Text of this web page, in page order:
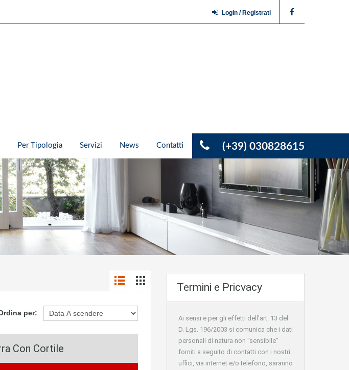
Login / Registrati
(+39) 030828615
Per Tipologia Servizi News Contatti
per:
Con Cortile
Termini e Pricvacy
Ai sensi e per gli effetti dell'art. 13 del
D. Lgs. 196/2003 si comunica che i dati
personali di natura non "sensibile"
forniti a seguito di contatti con i nostri
uffici, via internet e/o telefono, saranno